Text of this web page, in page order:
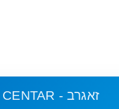
ZAGREB - CENTAR - זאגרב